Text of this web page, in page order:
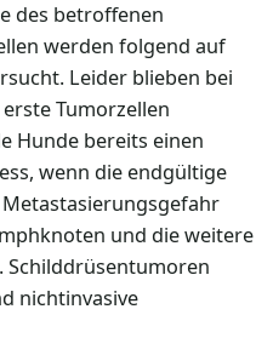
des betroffenen
werden folgend auf
Leider blieben bei
Tumorzellen
Hunde bereits einen
wenn die endgültige
und die weitere
nichtinvasive